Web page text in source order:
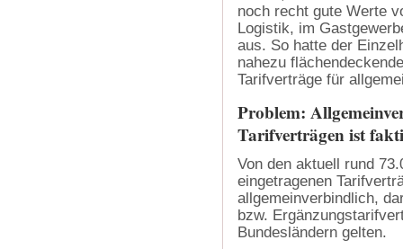
noch recht gute Werte
Logistik, im
aus. So hatte der
nahezu
Tarifverträge für
Problem:
Tarifverträgen ist
Von den aktuell rund
eingetragenen
allgemeinverbindlich,
bzw.
Bundesländern gelten.